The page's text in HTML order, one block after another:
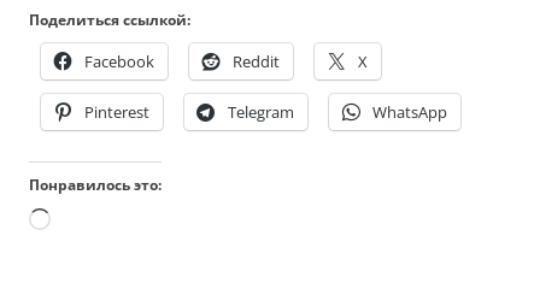
Поделиться ссылкой:
Facebook Reddit X
Pinterest Telegram WhatsApp
Понравилось это:
Загрузка…